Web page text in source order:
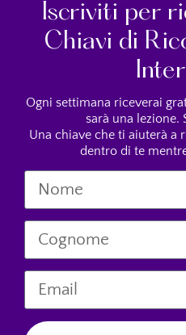
Iscriviti per
Chiavi di
Ogni settimana riceverai
sarà una lezione.
Una chiave che ti aiuterà a
dentro di te